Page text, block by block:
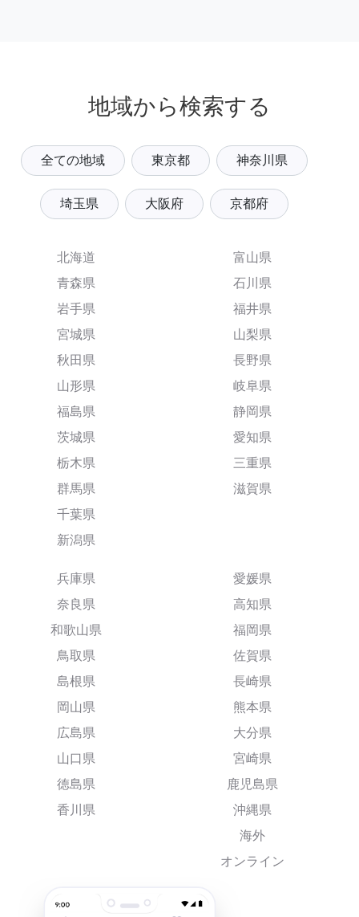
地域から検索する
全ての地域 東京都 神奈川県
埼玉県 大阪府 京都府
北海道
青森県
岩手県
宮城県
秋田県
山形県
福島県
茨城県
栃木県
群馬県
千葉県
新潟県
富山県
石川県
福井県
山梨県
長野県
岐阜県
静岡県
愛知県
三重県
滋賀県
兵庫県
奈良県
和歌山県
鳥取県
島根県
岡山県
広島県
山口県
徳島県
香川県
愛媛県
高知県
福岡県
佐賀県
長崎県
熊本県
大分県
宮崎県
鹿児島県
沖縄県
海外
オンライン